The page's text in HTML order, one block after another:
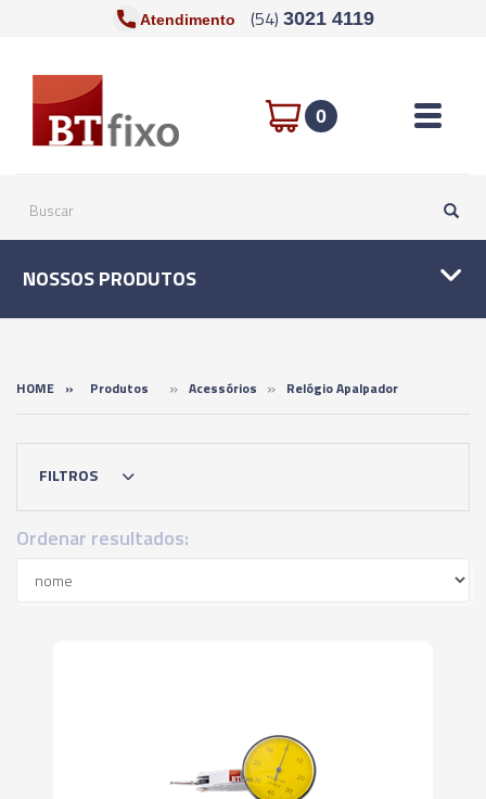
Atendimento (54) 3021 4119
0 Toggle
NOSSOS PRODUTOS
HOME » Produtos » Acessórios » Relógio Apalpador
FILTROS
Ordenar resultados: